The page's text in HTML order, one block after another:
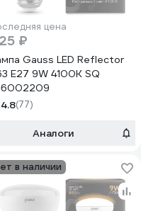
цена
₽
Gauss LED Reflector
E27 9W 4100K SQ
4.8(77)
Аналоги
в наличии